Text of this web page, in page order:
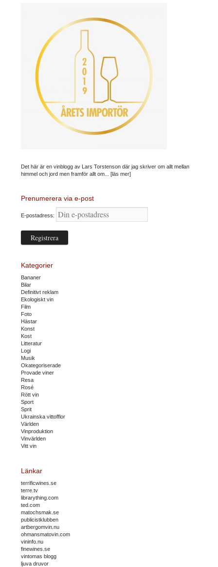
Det här är en vinblogg av Lars Torstenson där jag skriver om allt mellan
himmel och jord men framför allt om... [läs mer]
Prenumerera via e-post
E-postadress:
Kategorier
Bananer
Bilar
Definitivt reklam
Ekologiskt vin
Film
Foto
Hästar
Konst
Kost
Litteratur
Logi
Musik
Okategoriserade
Provade viner
Resa
Rosé
Rött vin
Sport
Sprit
Ukrainska vittofflor
Världen
Vinproduktion
Vinvärlden
Vitt vin
Länkar
terrificwines.se
terre.tv
librarything.com
ted.com
matochsmak.se
publicistklubben
artbergomvin.nu
ohmansmatovin.com
vininfo.nu
finewines.se
vintomas blogg
ljuva druvor